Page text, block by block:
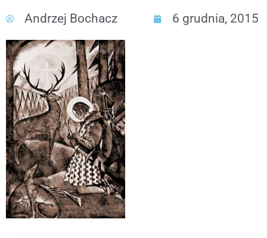
Andrzej Bochacz 6 grudnia, 2015